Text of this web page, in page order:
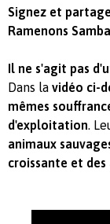
Signez et
Ramenons
Il ne s'agit pas
Dans la vidéo ci-
mêmes
d'exploitation.
animaux
croissante et des